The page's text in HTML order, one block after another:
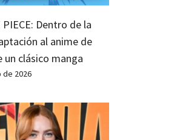
PIECE: Dentro de la
al anime de
un clásico manga
2026